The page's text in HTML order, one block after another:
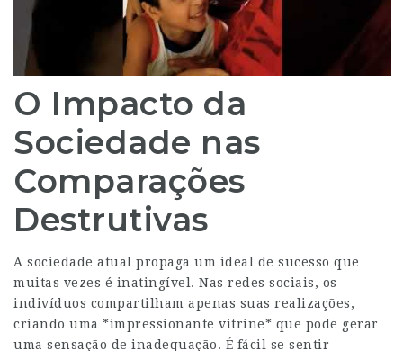
O Impacto da
Sociedade nas
Comparações
Destrutivas
A sociedade atual propaga um ideal de sucesso que
muitas vezes é inatingível. Nas redes sociais, os
indivíduos compartilham apenas suas realizações,
criando uma *impressionante vitrine* que pode gerar
uma sensação de inadequação. É fácil se sentir